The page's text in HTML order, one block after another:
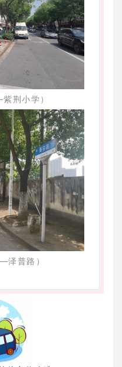
荆小学）
泽普路）